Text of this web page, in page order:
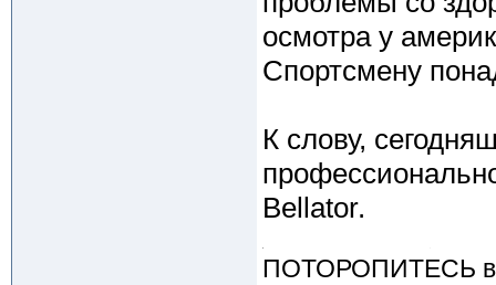
осмотра у
Спортсмену
К слову,
Bellator.
ПОТОРОПИТЕСЬ